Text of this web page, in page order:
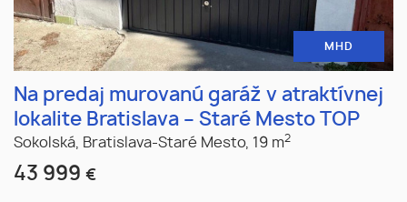
MHD
Na predaj murovanú garáž v atraktívnej
lokalite Bratislava – Staré Mesto TOP
Sokolská, Bratislava-Staré Mesto, 19 m2
43 999 €